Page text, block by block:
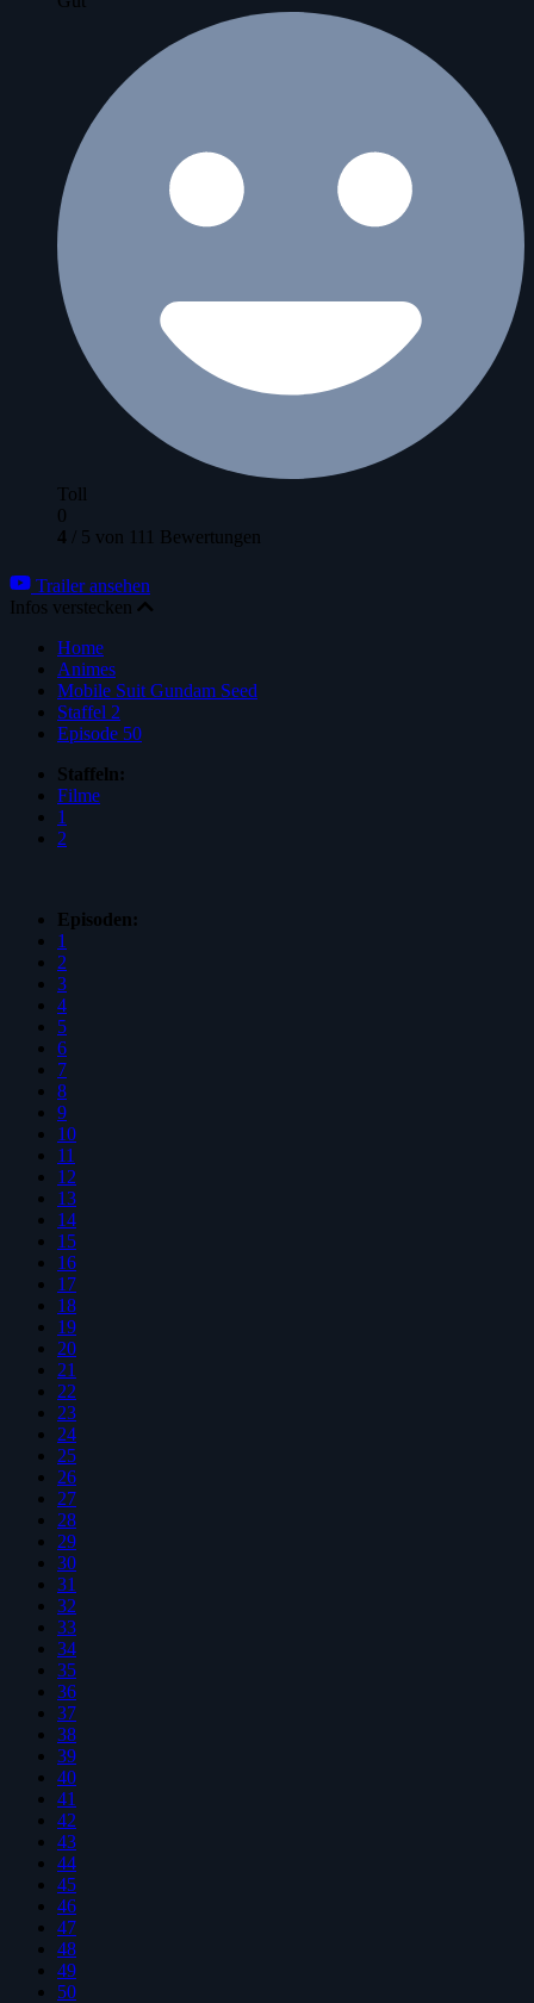
Toll
0
4 / 5 von 111 Bewertungen
Trailer ansehen
Infos verstecken
Home
Animes
Mobile Suit Gundam Seed
Staffel 2
Episode 50
Staffeln:
Filme
1
2
Episoden:
1
2
3
4
5
6
7
8
9
10
11
12
13
14
15
16
17
18
19
20
21
22
23
24
25
26
27
28
29
30
31
32
33
34
35
36
37
38
39
40
41
42
43
44
45
46
47
48
49
50